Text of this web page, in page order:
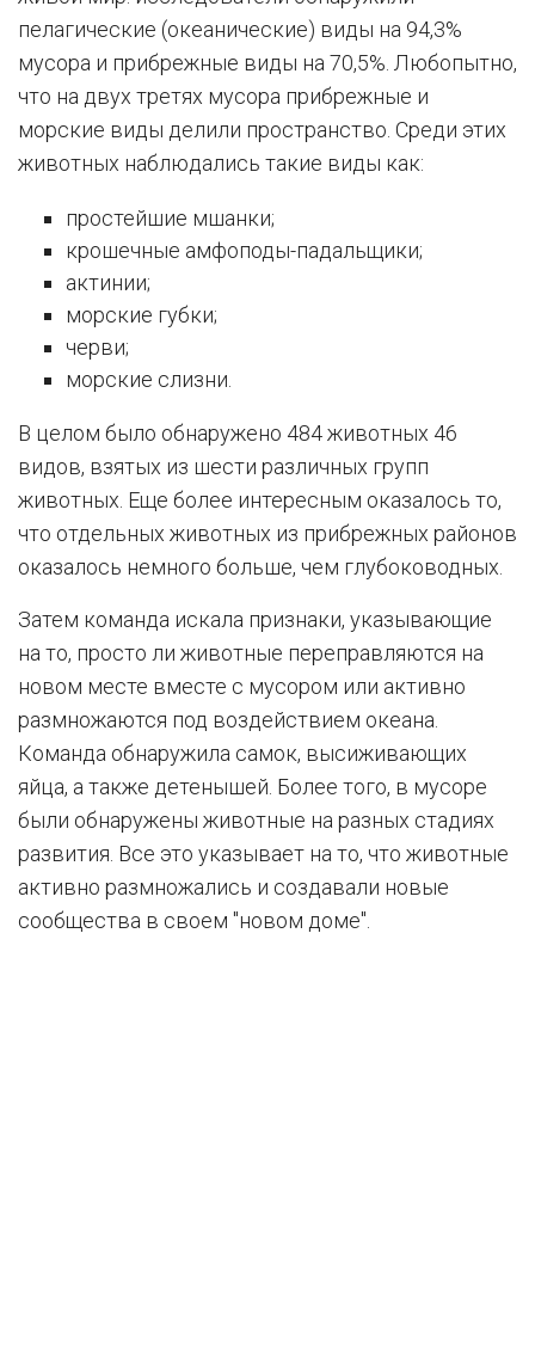
пелагические (океанические) виды на 94,3%
мусора и прибрежные виды на 70,5%. Любопытно,
что на двух третях мусора прибрежные и
морские виды делили пространство. Среди этих
животных наблюдались такие виды как:
простейшие мшанки;
крошечные амфоподы-падальщики;
актинии;
морские губки;
черви;
морские слизни.
В целом было обнаружено 484 животных 46
видов, взятых из шести различных групп
животных. Еще более интересным оказалось то,
что отдельных животных из прибрежных районов
оказалось немного больше, чем глубоководных.
Затем команда искала признаки, указывающие
на то, просто ли животные переправляются на
новом месте вместе с мусором или активно
размножаются под воздействием океана.
Команда обнаружила самок, высиживающих
яйца, а также детенышей. Более того, в мусоре
были обнаружены животные на разных стадиях
развития. Все это указывает на то, что животные
активно размножались и создавали новые
сообщества в своем "новом доме".